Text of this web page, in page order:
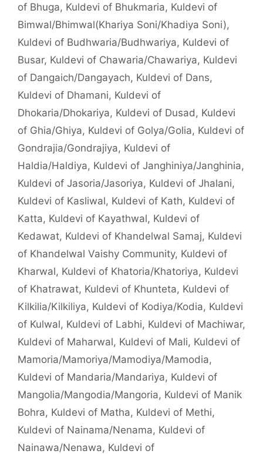
of Bhuga, Kuldevi of Bhukmaria, Kuldevi of
Bimwal/Bhimwal(Khariya Soni/Khadiya Soni),
Kuldevi of Budhwaria/Budhwariya, Kuldevi of
Busar, Kuldevi of Chawaria/Chawariya, Kuldevi
of Dangaich/Dangayach, Kuldevi of Dans,
Kuldevi of Dhamani, Kuldevi of
Dhokaria/Dhokariya, Kuldevi of Dusad , Kuldevi
of Ghia/Ghiya, Kuldevi of Golya/Golia, Kuldevi of
Gondrajia/Gondrajiya, Kuldevi of
Haldia/Haldiya, Kuldevi of Janghiniya/Janghinia,
Kuldevi of Jasoria/Jasoriya, Kuldevi of Jhalani,
Kuldevi of Kasliwal, Kuldevi of Kath, Kuldevi of
Katta, Kuldevi of Kayathwal, Kuldevi of
Kedawat, Kuldevi of Khandelwal Samaj, Kuldevi
of Khandelwal Vaishy Community, Kuldevi of
Kharwal, Kuldevi of Khatoria/Khatoriya, Kuldevi
of Khatrawat, Kuldevi of Khunteta, Kuldevi of
Kilkilia/Kilkiliya, Kuldevi of Kodiya/Kodia, Kuldevi
of Kulwal, Kuldevi of Labhi, Kuldevi of Machiwar,
Kuldevi of Maharwal, Kuldevi of Mali, Kuldevi of
Mamoria/Mamoriya/Mamodiya/Mamodia,
Kuldevi of Mandaria/Mandariya, Kuldevi of
Mangolia/Mangodia/Mangoria, Kuldevi of Manik
Bohra, Kuldevi of Matha, Kuldevi of Methi,
Kuldevi of Nainama/Nenama, Kuldevi of
Nainawa/Nenawa, Kuldevi of